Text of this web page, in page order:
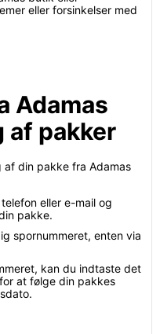
eller forsinkelser med
Adamas
af pakker
af din pakke fra Adamas
eller e-mail og
pakke.
spornummeret, enten via
kan du indtaste det
at følge din pakkes